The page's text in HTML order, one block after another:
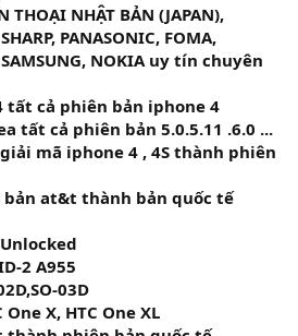
THOẠI NHẬT BẢN (JAPAN),
PANASONIC, FOMA,
SAMSUNG, NOKIA uy tín chuyên
tất cả phiên bản iphone 4
tất cả phiên bản 5.0.5.11 .6.0 ...
mã iphone 4 , 4S thành phiên
at&t thành bản quốc tế
2 A955
03D
One X, HTC One XL